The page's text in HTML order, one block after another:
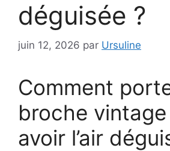
déguisée ?
juin 12, 2026 par Ursuline
Comment
broche
avoir l’air